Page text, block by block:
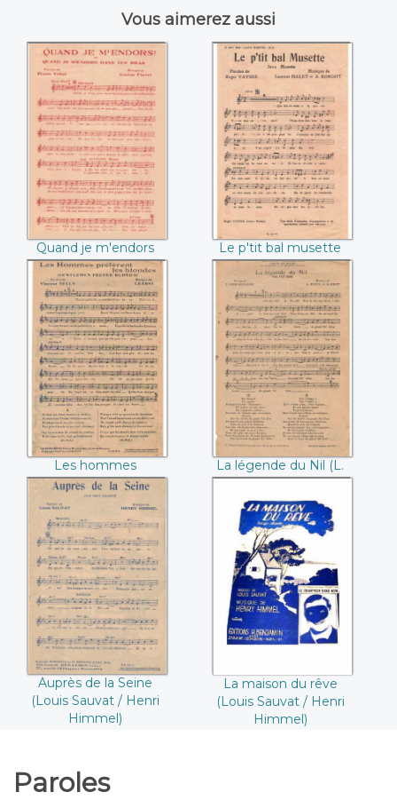
Vous aimerez aussi
Quand je m'endors
(Pierre Vidier /
Gaston Claret)
Quand je m'endors
(Pierre Vidier /
Gaston Claret)
Le p'tit bal musette
(Roger Vaysse /
Laurent Halet)
Le p'tit bal musette
(Roger Vaysse /
Laurent Halet)
Les hommes
préfèrent les
blondes (Vincent
Telly / Learsi)
Les hommes
préfèrent les blondes
(Vincent Telly /
Learsi)
La légende du Nil
(L. Lemarchand / A.
Roux / G. Smet)
La légende du Nil (L.
Lemarchand / A.
Roux / G. Smet)
Auprès de la Seine
(Louis Sauvat /
Henri Himmel)
Auprès de la Seine
(Louis Sauvat / Henri
Himmel)
La maison du rêve
(Louis Sauvat /
Henri Himmel)
La maison du rêve
(Louis Sauvat / Henri
Himmel)
Paroles